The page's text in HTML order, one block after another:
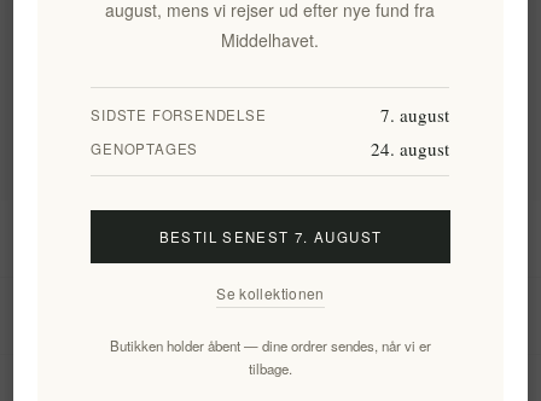
Populære tags
Information
Min konto
august, mens vi rejser ud efter nye fund fra
Middelhavet.
SIDSTE FORSENDELSE 7. august
GENOPTAGES 24. august
BESTIL SENEST 7. AUGUST
Se kollektionen
Butikken holder åbent — dine ordrer sendes, når vi er
tilbage.